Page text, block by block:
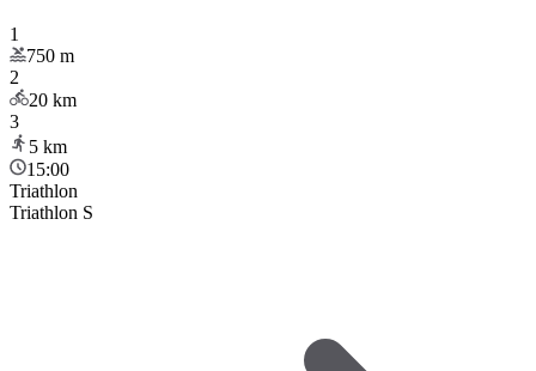
1
750 m
2
20 km
3
5 km
15:00
Triathlon
Triathlon S